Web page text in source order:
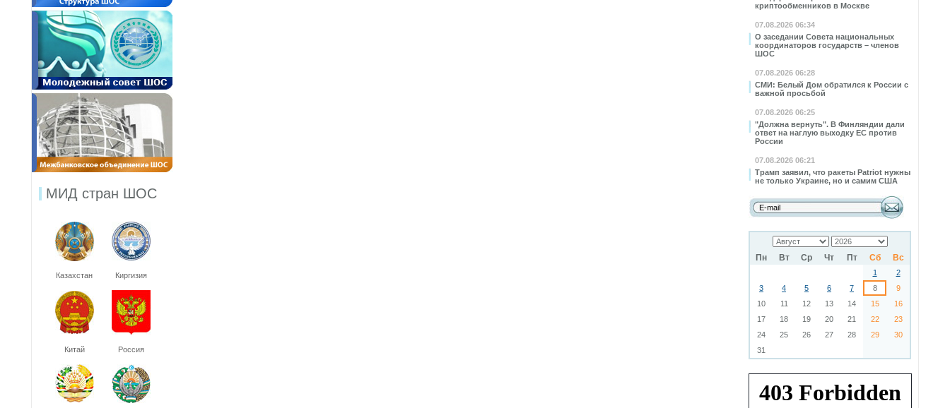
криптообменников в Москве
07.08.2026 06:34
О заседании Совета национальных
координаторов государств – членов
ШОС
07.08.2026 06:28
СМИ: Белый Дом обратился к России с
важной просьбой
07.08.2026 06:25
"Должна вернуть". В Финляндии дали
ответ на наглую выходку ЕС против
России
07.08.2026 06:21
Трамп заявил, что ракеты Patriot нужны
не только Украине, но и самим США
Пн Вт Ср Чт Пт Сб Вс
1
2
3
4 5 6 7 8
9
10
11 12 13 14 15
16
17
18 19 20 21 22
23
24
25 26 27 28 29
30
31
МИД стран ШОС
Казахстан Киргизия
Китай Россия